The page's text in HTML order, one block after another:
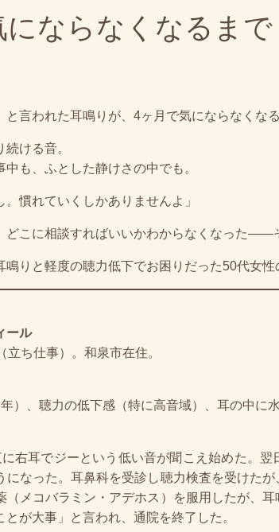
にならなくなるまで
と言われた耳鳴りが、4ヶ月で気にならなくな
ける音。
も、ふとした静けさの中でも。
。慣れていくしかありませんよ」
どこに相談すればいいかわからなくなった――
鳴りと軽度の聴力低下でお困りだった50代女性
ール
立ち仕事）。和泉市在住。
）、聴力の低下感（特に高音域）、耳の中に
右耳でジーという低い音が聞こえ始めた。
になった。耳鼻科を受診し聴力検査を受けた
（メコバラミン・アデホス）を服用したが、
とが大事」と言われ、通院を終了した。